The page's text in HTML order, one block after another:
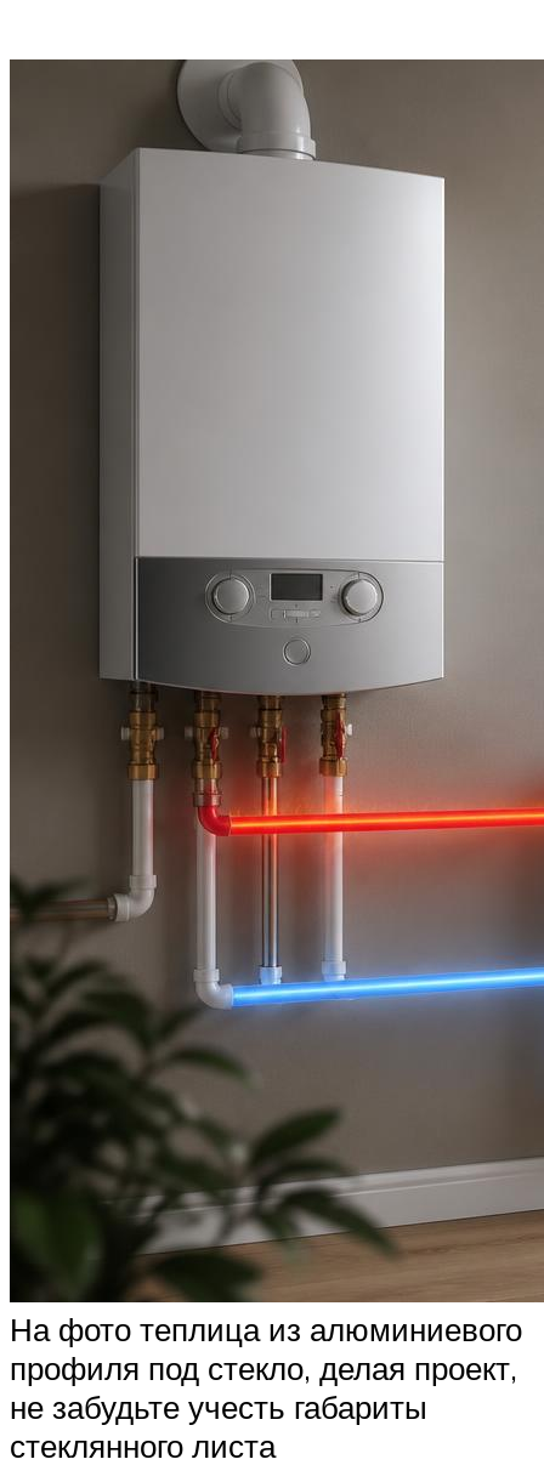
На фото теплица из алюминиевого
профиля под стекло, делая проект,
не забудьте учесть габариты
стеклянного листа